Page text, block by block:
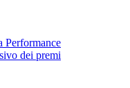
Performance
dei premi